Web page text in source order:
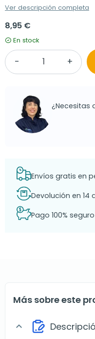
Ver descripción completa
8,95 €
En stock
¿Necesitas
Envíos gratis en
Devolución en 14
Pago 100%
Más sobre este
expand_more